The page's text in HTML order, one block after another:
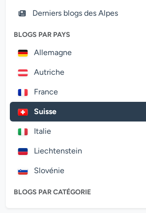
Derniers blogs des Alpes
BLOGS PAR PAYS
Allemagne
Autriche
France
Suisse
Italie
Liechtenstein
Slovénie
BLOGS PAR CATÉGORIE